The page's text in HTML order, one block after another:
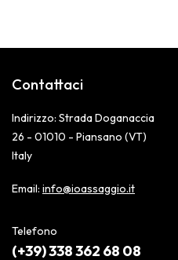
Contattaci
Indirizzo: Strada Doganaccia
26 - 01010 - Piansano (VT)
Italy
Email: info@ioassaggio.it
Telefono
(+39) 338 362 68 08